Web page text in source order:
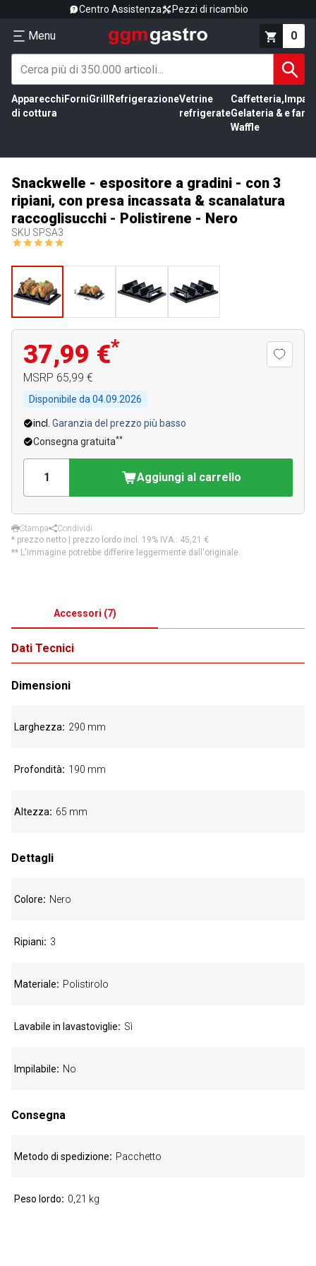
Centro Assistenza Pezzi di ricambio
Menu 0
Apparecchi
di cottura
ForniGrill RefrigerazioneVetrine
refrigerate
Caffetteria,
Gelateria &
Waffle
e
Snackwelle - espositore a gradini - con 3
ripiani, con presa incassata & scanalatura
raccoglisucchi - Polistirene - Nero
SKU SPSA3
37,99 €*
MSRP 65,99 €
Disponibile da 04.09.2026
incl. Garanzia del prezzo più basso
Consegna gratuita**
Aggiungi al carrello
Stampa
Condividi
* prezzo netto | prezzo lordo incl. 19% IVA.: 45,21 €
** L'immagine potrebbe differire leggermente dall'originale.
Accessori (7)
Dati Tecnici
Dimensioni
Larghezza 290 mm
Profondità 190 mm
Altezza 65 mm
Dettagli
Colore Nero
Ripiani 3
Materiale Polistirolo
Lavabile in lavastoviglie Sì
Impilabile No
Consegna
Metodo di spedizione Pacchetto
Peso lordo 0,21 kg